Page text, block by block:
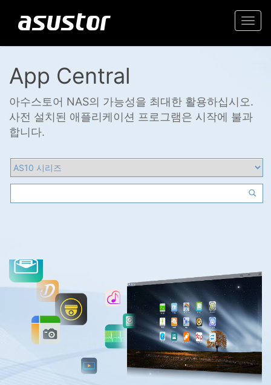
App Central
아수스토어 NAS의 가능성을 최대한 활용하십시오.
사전 설치된 애플리케이션 프로그램은 시작에 불과
합니다.